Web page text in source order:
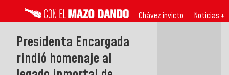
Chávez invicto Noticias ↓
Presidenta Encargada
rindió homenaje al